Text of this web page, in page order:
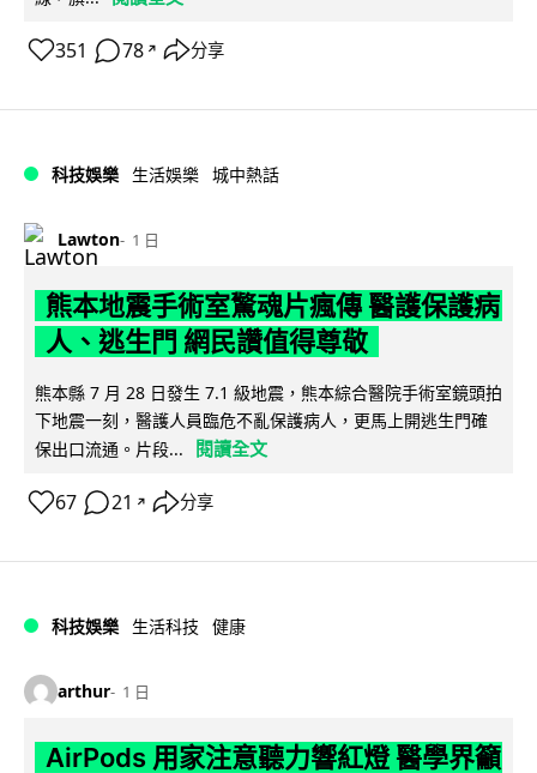
351 78 ↗ 分享
科技娛樂 生活娛樂 城中熱話
Lawton 1 日
熊本地震手術室驚魂片瘋傳 醫護保護病
人、逃生門 網民讚值得尊敬
熊本縣 7 月 28 日發生 7.1 級地震，熊本綜合醫院手術室鏡頭拍
下地震一刻，醫護人員臨危不亂保護病人，更馬上開逃生門確
保出口流通。片段...
閱讀全文
67 21 ↗ 分享
科技娛樂 生活科技 健康
arthur 1 日
AirPods 用家注意聽力響紅燈 醫學界籲